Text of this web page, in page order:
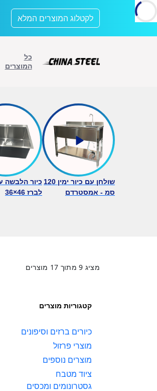
לתוכן
לקטלוג המוצרים המלא
כל
המוצרים
שולחן עם כיור ימין 120
סמ - אמסטרדם
כיור הלבשה
לברז 46×36
מציג 9מתוך 17 מוצרים
קטגוריות מוצרים
כיורים ברזים וסיפונים
מוצרי פרזול
מוצרים נוספים
ציוד מטבח
גסטרונומים ומכסים